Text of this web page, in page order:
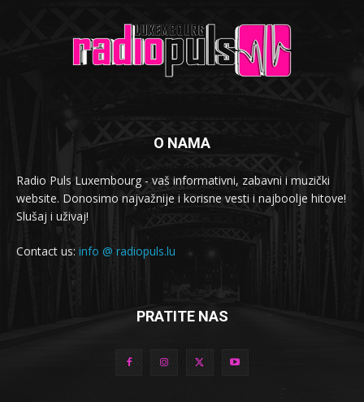
O NAMA
Radio Puls Luxembourg - vaš informativni, zabavni i muzički
website. Donosimo najvažnije i korisne vesti i najboolje hitove!
Slušaj i uživaj!
Contact us: info @ radiopuls.lu
PRATITE NAS